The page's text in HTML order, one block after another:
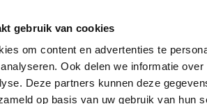
gebruik van cookies
om content en advertenties te
Ook delen we informatie
Deze partners kunnen deze
op basis van uw gebruik van hun